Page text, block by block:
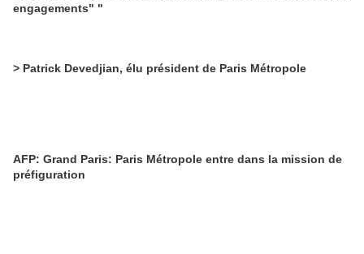
engagements" "
> Patrick Devedjian, élu président de Paris Métropole
AFP: Grand Paris: Paris Métropole entre dans la mission de
préfiguration